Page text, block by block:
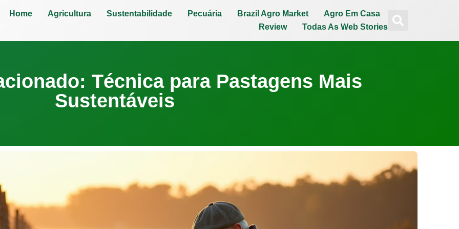
Home Agricultura Sustentabilidade Pecuária Brazil Agro Market
Agro Em Casa
Review
Todas As Web Stories
Técnica para Pastagens Mais
Sustentáveis